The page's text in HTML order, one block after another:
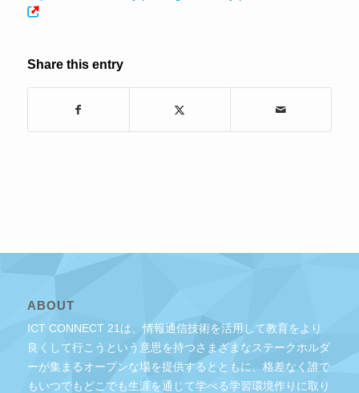
Share this entry
ABOUT
ICT CONNECT 21は、情報通信技術を活用して教育をより
良くして行こうという意思を持つさまざまなステークホルダ
ーが集まるオープンな場を提供するとともに、格差なく誰で
もいつでもどこでも生涯を通じて学べる学習環境作りに取り